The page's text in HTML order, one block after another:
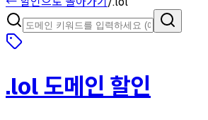
.lol도메인 할인